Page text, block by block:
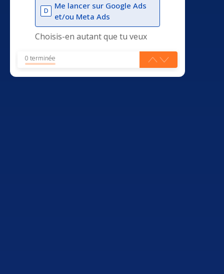
D
Me lancer sur Google Ads
et/ou Meta Ads
Choisis-en autant que tu veux
0 terminée